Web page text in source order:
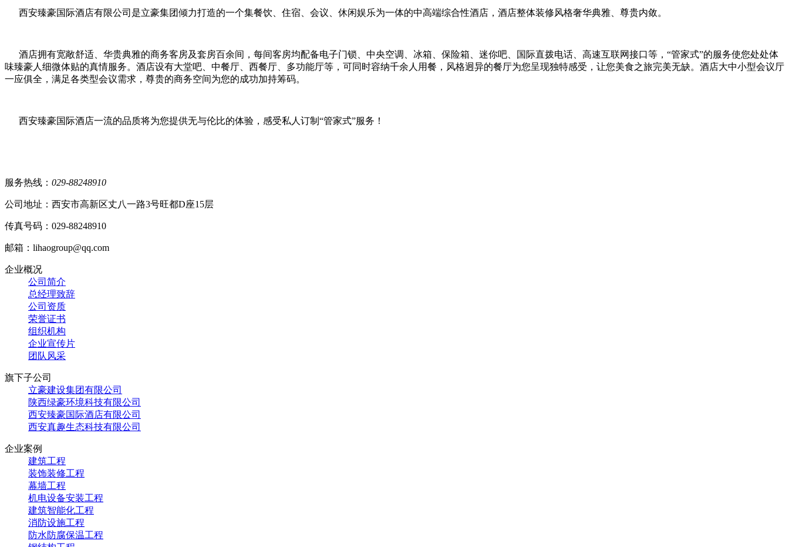
西安臻豪国际酒店有限公司是立豪集团倾力打造的一个集餐饮、住宿、会议、休闲娱乐为一体的中高端综合性酒店，酒店整体装修风格奢华典雅、尊贵内敛。
酒店拥有宽敞舒适、华贵典雅的商务客房及套房百余间，每间客房均配备电子门锁、中央空调、冰箱、保险箱、迷你吧、国际直拨电话、高速互联网接口等，“管家式”的服务使您处处体
味臻豪人细微体贴的真情服务。酒店设有大堂吧、中餐厅、西餐厅、多功能厅等，可同时容纳千余人用餐，风格迥异的餐厅为您呈现独特感受，让您美食之旅完美无缺。酒店大中小型会议厅
一应俱全，满足各类型会议需求，尊贵的商务空间为您的成功加持筹码。
西安臻豪国际酒店一流的品质将为您提供无与伦比的体验，感受私人订制“管家式”服务！
服务热线： 029-88248910
公司地址：西安市高新区丈八一路3号旺都D座15层
传真号码：029-88248910
邮箱：lihaogroup@qq.com
企业概况
公司简介
总经理致辞
公司资质
荣誉证书
组织机构
企业宣传片
团队风采
旗下子公司
立豪建设集团有限公司
陕西绿豪环境科技有限公司
西安臻豪国际酒店有限公司
西安真趣生态科技有限公司
企业案例
建筑工程
装饰装修工程
幕墙工程
机电设备安装工程
建筑智能化工程
消防设施工程
防水防腐保温工程